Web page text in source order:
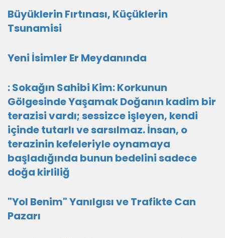
Büyüklerin Fırtınası, Küçüklerin
Tsunamisi
Yeni İsimler Er Meydanında
: Sokağın Sahibi Kim: Korkunun
Gölgesinde Yaşamak Doğanın kadim bir
terazisi vardı; sessizce işleyen, kendi
içinde tutarlı ve sarsılmaz. İnsan, o
terazinin kefeleriyle oynamaya
başladığında bunun bedelini sadece
doğa kirliliğ
"Yol Benim" Yanılgısı ve Trafikte Can
Pazarı